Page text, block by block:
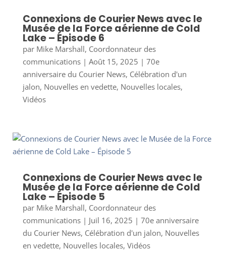
Connexions de Courier News avec le
Musée de la Force aérienne de Cold
Lake – Épisode 6
par Mike Marshall, Coordonnateur des
communications| Août 15, 2025 | 70e
anniversaire du Courier News, Célébration d'un
jalon, Nouvelles en vedette, Nouvelles locales,
Vidéos
Connexions de Courier News avec le
Musée de la Force aérienne de Cold
Lake – Épisode 5
par Mike Marshall, Coordonnateur des
communications| Juil 16, 2025 | 70e anniversaire
du Courier News, Célébration d'un jalon, Nouvelles
en vedette, Nouvelles locales, Vidéos